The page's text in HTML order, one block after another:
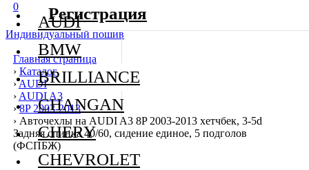
0
Индивидуальный пошив
Главная страница
› Каталог
›AUDI
› AUDI A3
› 8P 2003-2013
› Авточехлы на AUDI A3 8P 2003-2013 хетчбек, 3-5d
Задняя спинка 40/60, сидение единое, 5 подголов
(ФСПБЖ)
AUDI
BMW
BRILLIANCE
CHANGAN
CHERY
CHEVROLET
Регистрация